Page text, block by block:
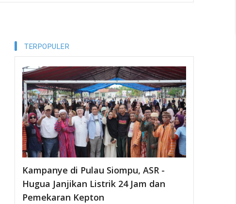
TERPOPULER
Kampanye di Pulau Siompu, ASR -
Hugua Janjikan Listrik 24 Jam dan
Pemekaran Kepton